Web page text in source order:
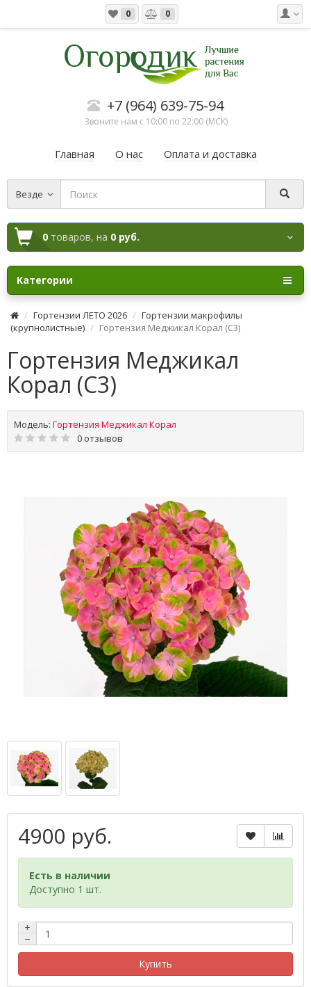
0 0
+7 (964) 639-75-94
Звоните нам с 10:00 по 22:00 (МСК)
Главная О нас Оплата и доставка
Везде
0 товаров, на 0 руб.
Категории
Гортензии ЛЕТО 2026
Гортензии макрофилы
(крупнолистные)
Гортензия Меджикал Корал (С3)
Гортензия Меджикал
Корал (С3)
Модель: Гортензия Меджикал Корал
0 отзывов
4900 руб.
Есть в наличии
Доступно 1 шт.
+
−
Купить